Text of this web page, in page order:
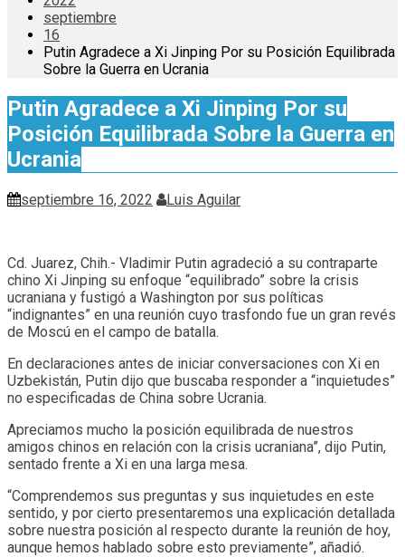
septiembre
16
Putin Agradece a Xi Jinping Por su Posición Equilibrada
Sobre la Guerra en Ucrania
Putin Agradece a Xi Jinping Por su
Posición Equilibrada Sobre la Guerra en
Ucrania
septiembre 16, 2022 Luis Aguilar
Cd. Juarez, Chih.- Vladimir Putin agradeció a su contraparte
chino Xi Jinping su enfoque “equilibrado” sobre la crisis
ucraniana y fustigó a Washington por sus políticas
“indignantes” en una reunión cuyo trasfondo fue un gran revés
de Moscú en el campo de batalla.
En declaraciones antes de iniciar conversaciones con Xi en
Uzbekistán, Putin dijo que buscaba responder a “inquietudes”
no especificadas de China sobre Ucrania.
Apreciamos mucho la posición equilibrada de nuestros
amigos chinos en relación con la crisis ucraniana”, dijo Putin,
sentado frente a Xi en una larga mesa.
“Comprendemos sus preguntas y sus inquietudes en este
sentido, y por cierto presentaremos una explicación detallada
sobre nuestra posición al respecto durante la reunión de hoy,
aunque hemos hablado sobre esto previamente”, añadió.